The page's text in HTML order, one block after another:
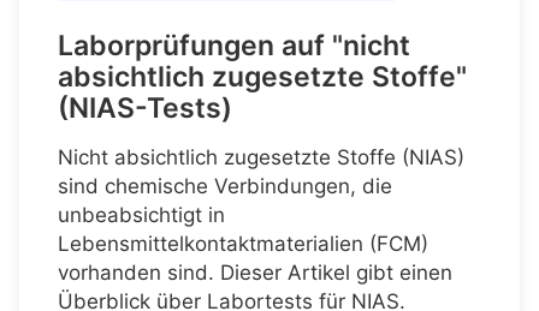
Laborprüfungen auf "nicht
absichtlich zugesetzte Stoffe"
(NIAS-Tests)
Nicht absichtlich zugesetzte Stoffe (NIAS)
sind chemische Verbindungen, die
unbeabsichtigt in
Lebensmittelkontaktmaterialien (FCM)
vorhanden sind. Dieser Artikel gibt einen
Überblick über Labortests für NIAS.